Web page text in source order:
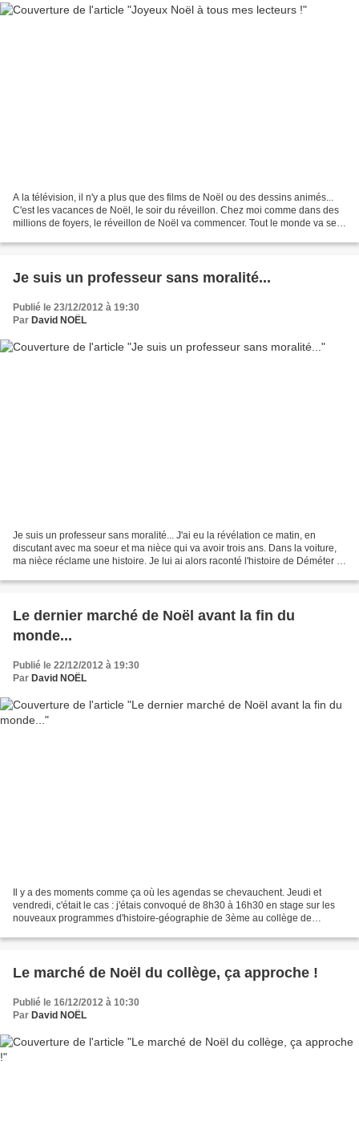
A la télévision, il n'y a plus que des films de Noël ou des dessins animés...
C'est les vacances de Noël, le soir du réveillon. Chez moi comme dans des
millions de foyers, le réveillon de Noël va commencer. Tout le monde va se
Je suis un professeur sans moralité...
Publié le 23/12/2012 à 19:30
Par David NOËL
Je suis un professeur sans moralité... J'ai eu la révélation ce matin, en
discutant avec ma soeur et ma nièce qui va avoir trois ans. Dans la voiture,
ma nièce réclame une histoire. Je lui ai alors raconté l'histoire de Déméter et
Le dernier marché de Noël avant la fin du
monde...
Publié le 22/12/2012 à 19:30
Par David NOËL
Il y a des moments comme ça où les agendas se chevauchent. Jeudi et
vendredi, c'était le cas : j'étais convoqué de 8h30 à 16h30 en stage sur les
nouveaux programmes d'histoire-géographie de 3ème au collège de
Le marché de Noël du collège, ça approche !
Publié le 16/12/2012 à 10:30
Par David NOËL